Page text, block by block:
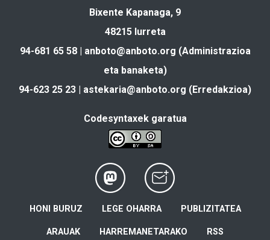
Bixente Kapanaga, 9
48215 Iurreta
94-681 65 58 | anboto@anboto.org (Administrazioa
eta banaketa)
94-623 25 23 | astekaria@anboto.org (Erredakzioa)
Codesyntaxek garatua
HONI BURUZ LEGE OHARRA PUBLIZITATEA
ARAUAK HARREMANETARAKO RSS